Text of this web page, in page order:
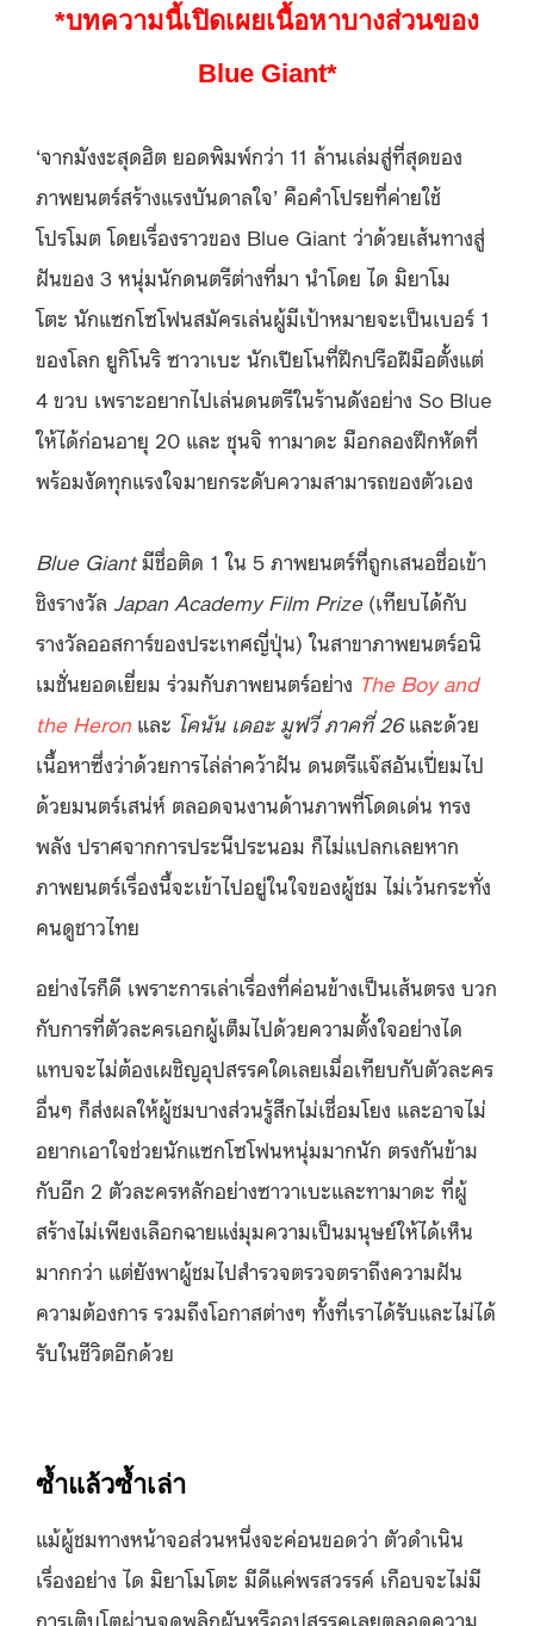
*บทความนี้เปิดเผยเนื้อหาบางส่วนของ
Blue Giant*
‘จากมังงะสุดฮิต ยอดพิมพ์กว่า 11 ล้านเล่มสู่ที่สุดของ
ภาพยนตร์สร้างแรงบันดาลใจ’ คือคำโปรยที่ค่ายใช้
โปรโมต โดยเรื่องราวของ Blue Giant ว่าด้วยเส้นทางสู่
ฝันของ 3 หนุ่มนักดนตรีต่างที่มา นำโดย ได มิยาโม
โตะ นักแซกโซโฟนสมัครเล่นผู้มีเป้าหมายจะเป็นเบอร์ 1
ของโลก ยูกิโนริ ซาวาเบะ นักเปียโนที่ฝึกปรือฝีมือตั้งแต่
4 ขวบ เพราะอยากไปเล่นดนตรีในร้านดังอย่าง So Blue
ให้ได้ก่อนอายุ 20 และ ชุนจิ ทามาดะ มือกลองฝึกหัดที่
พร้อมงัดทุกแรงใจมายกระดับความสามารถของตัวเอง
Blue Giantมีชื่อติด 1 ใน 5 ภาพยนตร์ที่ถูกเสนอชื่อเข้า
ชิงรางวัล Japan Academy Film Prize (เทียบได้กับ
รางวัลออสการ์ของประเทศญี่ปุ่น) ในสาขาภาพยนตร์อนิ
เมชั่นยอดเยี่ยม ร่วมกับภาพยนตร์อย่าง The Boy and
the Heron และ โคนัน เดอะ มูฟวี่ ภาคที่ 26และด้วย
เนื้อหาซึ่งว่าด้วยการไล่ล่าคว้าฝัน ดนตรีแจ๊สอันเปี่ยมไป
ด้วยมนตร์เสน่ห์ ตลอดจนงานด้านภาพที่โดดเด่น ทรง
พลัง ปราศจากการประนีประนอม ก็ไม่แปลกเลยหาก
ภาพยนตร์เรื่องนี้จะเข้าไปอยู่ในใจของผู้ชม ไม่เว้นกระทั่ง
คนดูชาวไทย
อย่างไรก็ดี เพราะการเล่าเรื่องที่ค่อนข้างเป็นเส้นตรง บวก
กับการที่ตัวละครเอกผู้เต็มไปด้วยความตั้งใจอย่างได
แทบจะไม่ต้องเผชิญอุปสรรคใดเลยเมื่อเทียบกับตัวละคร
อื่นๆ ก็ส่งผลให้ผู้ชมบางส่วนรู้สึกไม่เชื่อมโยง และอาจไม่
อยากเอาใจช่วยนักแซกโซโฟนหนุ่มมากนัก ตรงกันข้าม
กับอีก 2 ตัวละครหลักอย่างซาวาเบะและทามาดะ ที่ผู้
สร้างไม่เพียงเลือกฉายแง่มุมความเป็นมนุษย์ให้ได้เห็น
มากกว่า แต่ยังพาผู้ชมไปสำรวจตรวจตราถึงความฝัน
ความต้องการ รวมถึงโอกาสต่างๆ ทั้งที่เราได้รับและไม่ได้
รับในชีวิตอีกด้วย
ซ้ำแล้วซ้ำเล่า
แม้ผู้ชมทางหน้าจอส่วนหนึ่งจะค่อนขอดว่า ตัวดำเนิน
เรื่องอย่าง ได มิยาโมโตะ มีดีแค่พรสวรรค์ เกือบจะไม่มี
การเติบโตผ่านจุดพลิกผันหรืออุปสรรคเลยตลอดความ